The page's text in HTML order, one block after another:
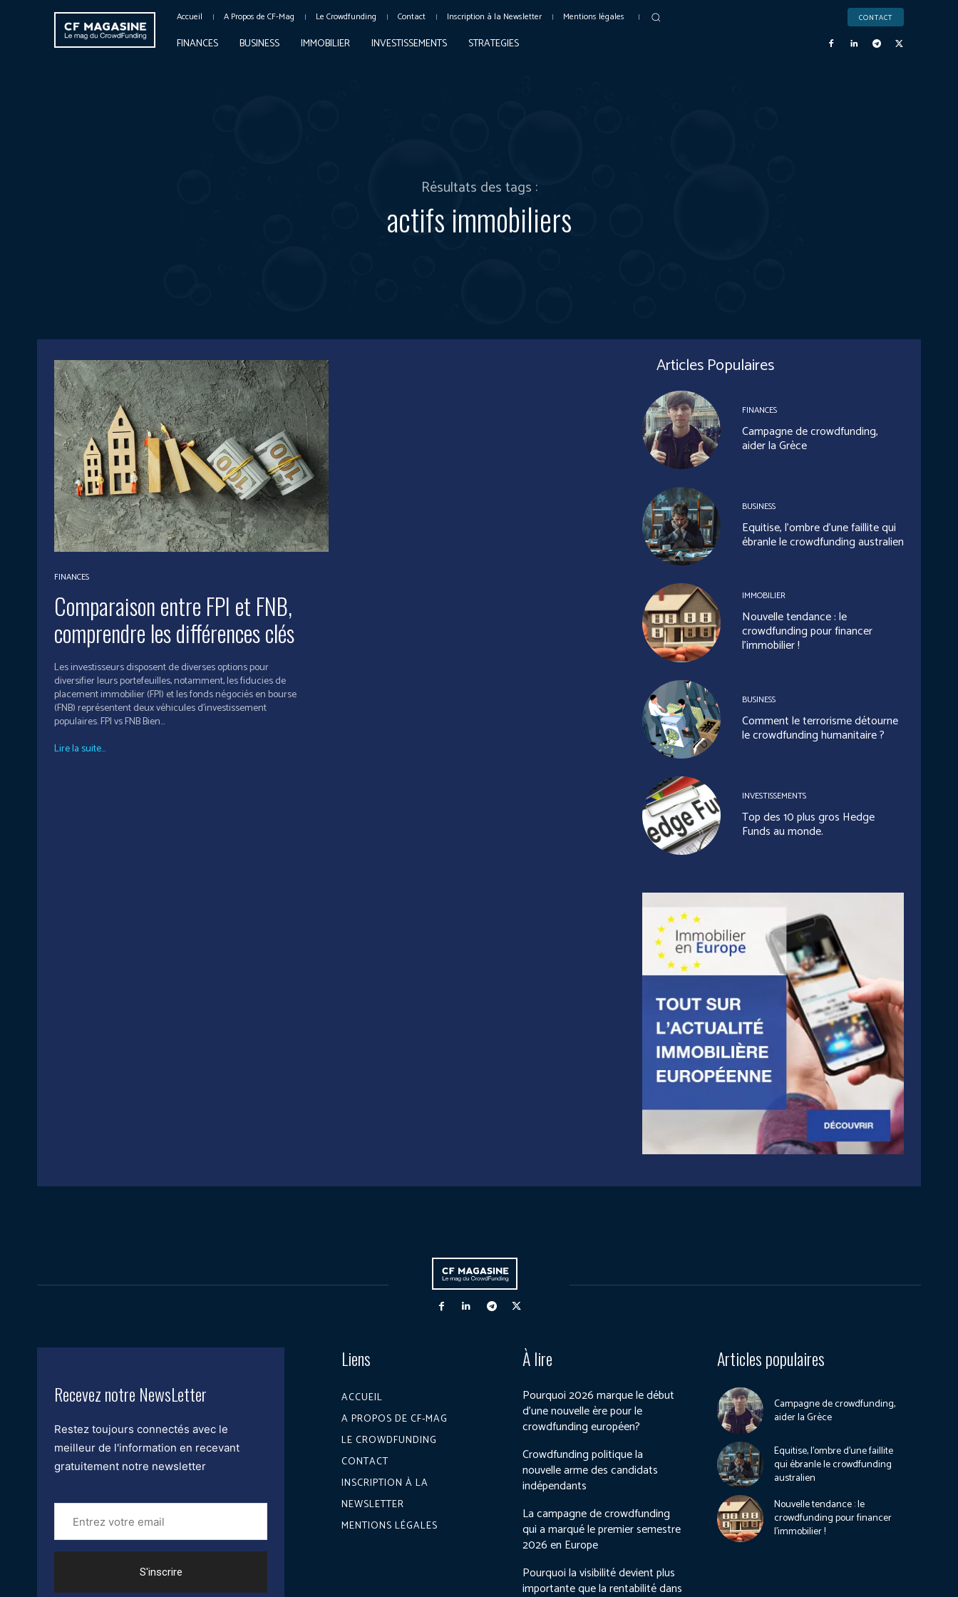
Accueil A Propos de CF-Mag Le Crowdfunding Contact Inscription à la Newsletter Mentions légales CONTACT
FINANCES BUSINESS IMMOBILIER INVESTISSEMENTS STRATEGIES
Résultats des tags :
actifs immobiliers
FINANCES
Comparaison entre FPI et FNB,
comprendre les différences clés
Les investisseurs disposent de diverses options pour
diversifier leurs portefeuilles, notamment, les fiducies de
placement immobilier (FPI) et les fonds négociés en bourse
(FNB) représentent deux véhicules d'investissement
populaires. FPI vs FNB Bien...
Lire la suite...
Articles Populaires
FINANCES
Campagne de crowdfunding,
aider la Grèce
BUSINESS
Equitise, l’ombre d’une faillite qui
ébranle le crowdfunding australien
IMMOBILIER
Nouvelle tendance : le
crowdfunding pour financer
l’immobilier !
BUSINESS
Comment le terrorisme détourne
le crowdfunding humanitaire ?
INVESTISSEMENTS
Top des 10 plus gros Hedge
Funds au monde.
Recevez notre NewsLetter
Restez toujours connectés avec le
meilleur de l'information en recevant
gratuitement notre newsletter
Entrez
votre
email
Liens
ACCUEIL
A PROPOS DE CF-MAG
LE CROWDFUNDING
CONTACT
INSCRIPTION À LA
NEWSLETTER
MENTIONS LÉGALES
À lire
Pourquoi 2026 marque le début
d’une nouvelle ère pour le
crowdfunding européen?
Crowdfunding politique la
nouvelle arme des candidats
indépendants
La campagne de crowdfunding
qui a marqué le premier semestre
2026 en Europe
Pourquoi la visibilité devient plus
importante que la rentabilité dans
Articles populaires
Campagne de crowdfunding,
aider la Grèce
Equitise, l’ombre d’une faillite
qui ébranle le crowdfunding
australien
Nouvelle tendance : le
crowdfunding pour financer
l’immobilier !